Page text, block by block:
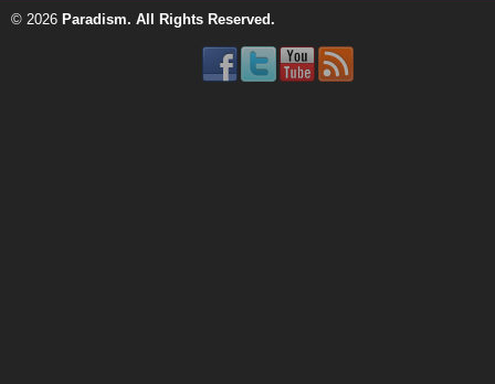
© 2026 Paradism. All Rights Reserved.